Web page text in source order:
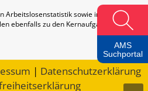
Arbeitslosenstatistik sowie interne und
ebenfalls zu den Kernaufgaben dieser
| Datenschutzerklärung
AMS
Suchportal